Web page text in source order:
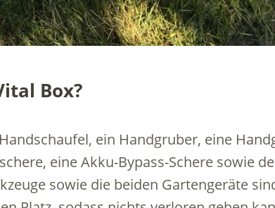
Box?
ein Handgruber, eine
eine Akku-Bypass-Schere sowie
sowie die beiden Gartengeräte